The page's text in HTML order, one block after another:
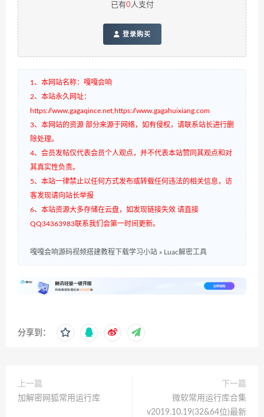
已有0人支付
登录购买
1、本网站名称：嘎嘎会响
2、本站永久网址：
https://www.gagaqince.net,https://www.gagahuixiang.com
3、本网站的资源 部分来源于网络，如有侵权，请联系站长进行删
除处理。
4、会员发帖仅代表会员个人观点，并不代表本站赞同其观点和对
其真实性负责。
5、本站一律禁止以任何方式发布或转载任何违法的相关信息，访
客发现请向站长举报
6、本站资源大多存储在云盘，如发现链接失效 请直接
QQ34363983联系我们会第一时间更新。
嘎嘎会响源码视频搭建教程下载学习小站 » Luac解密工具
分享到：
上一篇
加解密网狐常用运行库
下一篇
微软常用运行库合集
v2019.10.19(32&64位)最新